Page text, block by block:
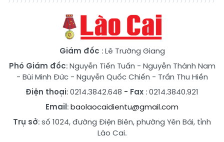
Giám đốc : Lê Trường Giang
Phó Giám đốc:Nguyễn Tiến Tuấn - Nguyễn Thành Nam
- Bùi Minh Đức- Nguyễn Quốc Chiến - Trần Thu Hiền
Điện thoại: 0214.3842.648 - Fax : 0214.3840.921
Email:baolaocaidientu@gmail.com
Trụ sở: số 1024, đường Điện Biên, phường Yên Bái, tỉnh
Lào Cai.